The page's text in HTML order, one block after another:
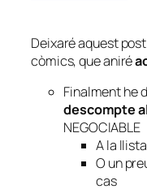
Deixaré aquest
còmics, que aniré
Finalment he
descompte
NEGOCIABLE
A la
O un
cas